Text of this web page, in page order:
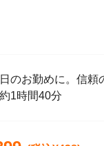
のお勤めに。信頼
1時間40分